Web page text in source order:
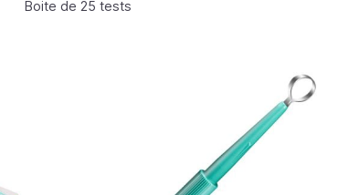
sur 5
Boite de 25 tests